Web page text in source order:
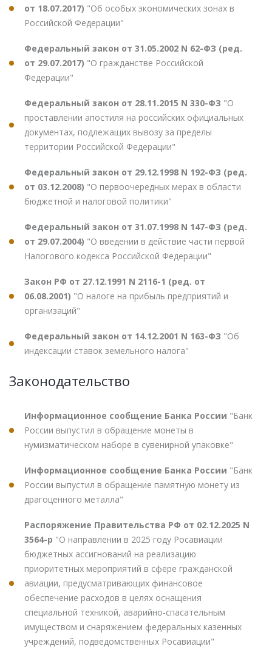
от 18.07.2017) "Об особых экономических зонах в
Российской Федерации"
Федеральный закон от 31.05.2002 N 62-ФЗ (ред.
от 29.07.2017) "О гражданстве Российской
Федерации"
Федеральный закон от 28.11.2015 N 330-ФЗ "О
проставлении апостиля на российских официальных
документах, подлежащих вывозу за пределы
территории Российской Федерации"
Федеральный закон от 29.12.1998 N 192-ФЗ (ред.
от 03.12.2008) "О первоочередных мерах в области
бюджетной и налоговой политики"
Федеральный закон от 31.07.1998 N 147-ФЗ (ред.
от 29.07.2004) "О введении в действие части первой
Налогового кодекса Российской Федерации"
Закон РФ от 27.12.1991 N 2116-1 (ред. от
06.08.2001) "О налоге на прибыль предприятий и
организаций"
Федеральный закон от 14.12.2001 N 163-ФЗ "Об
индексации ставок земельного налога"
Законодательство
Информационное сообщение Банка России "Банк
России выпустил в обращение монеты в
нумизматическом наборе в сувенирной упаковке"
Информационное сообщение Банка России "Банк
России выпустил в обращение памятную монету из
драгоценного металла"
Распоряжение Правительства РФ от 02.12.2025 N
3564-р "О направлении в 2025 году Росавиации
бюджетных ассигнований на реализацию
приоритетных мероприятий в сфере гражданской
авиации, предусматривающих финансовое
обеспечение расходов в целях оснащения
специальной техникой, аварийно-спасательным
имуществом и снаряжением федеральных казенных
учреждений, подведомственных Росавиации"